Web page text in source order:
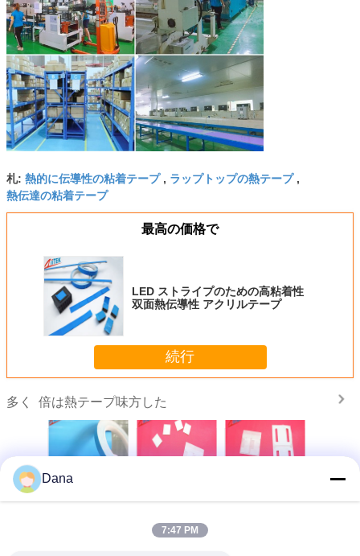
札: 熱的に伝導性の粘着テープ, ラップトップの熱テープ,
熱伝達の粘着テープ
最高の価格で
LED ストライプのための高粘着性
双面熱伝導性 アクリルテープ
続行
多く 倍は熱テープ味方した
LEDラ
導性 ア
アクリル アレッシ
強度両面熱伝導テ
PCBストリップの
の双面熱
Dana
7:47 PM